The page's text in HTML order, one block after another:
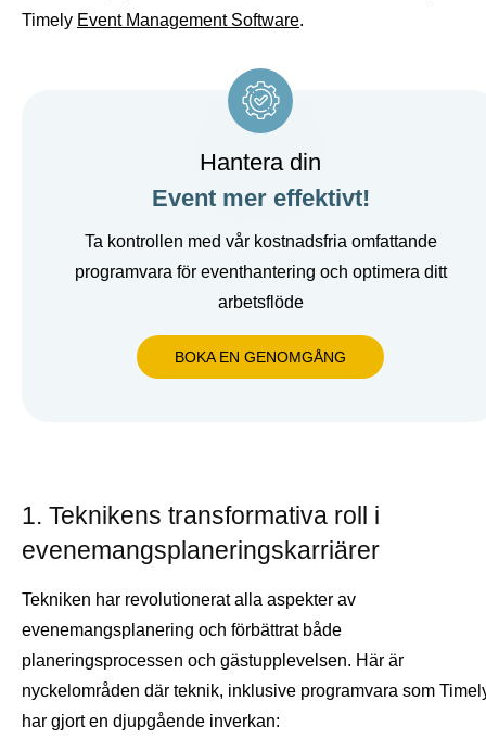
Timely Event Management Software.
Hantera din
Event mer effektivt!
Ta kontrollen med vår kostnadsfria omfattande
programvara för eventhantering och optimera ditt
arbetsflöde
BOKA EN GENOMGÅNG
1. Teknikens transformativa roll i
evenemangsplaneringskarriärer
Tekniken har revolutionerat alla aspekter av
evenemangsplanering och förbättrat både
planeringsprocessen och gästupplevelsen. Här är
nyckelområden där teknik, inklusive programvara som
har gjort en djupgående inverkan: